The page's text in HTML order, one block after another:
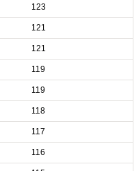
123
121
121
119
119
118
117
116